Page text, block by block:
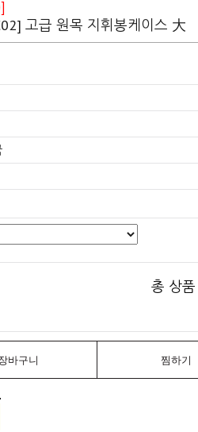
고급 원목 지휘봉케이스 大
총 상품
바구니 찜하기